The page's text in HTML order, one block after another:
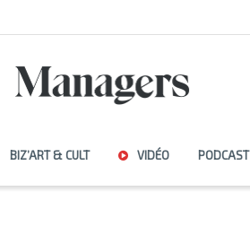
BIZ’ART & CULT VIDÉO PODCAST